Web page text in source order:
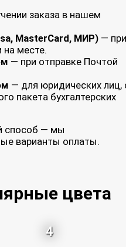
заказа в нашем
MasterCard, МИР) — при
месте.
— при отправке Почтой
— для юридических лиц,
пакета бухгалтерских
способ — мы
варианты оплаты.
цвета
4